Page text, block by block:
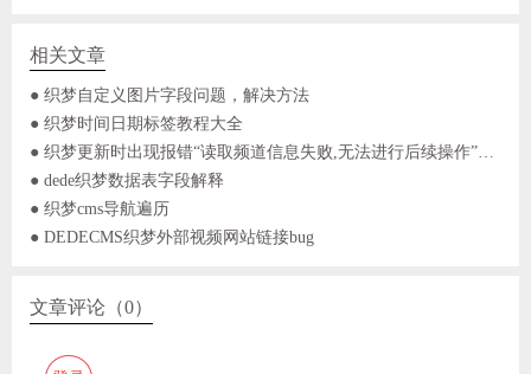
相关文章
● 织梦自定义图片字段问题，解决方法
● 织梦时间日期标签教程大全
● 织梦更新时出现报错“读取频道信息失败,无法进行后续操作”的解决方法
● dede织梦数据表字段解释
● 织梦cms导航遍历
● DEDECMS织梦外部视频网站链接bug
文章评论（0）